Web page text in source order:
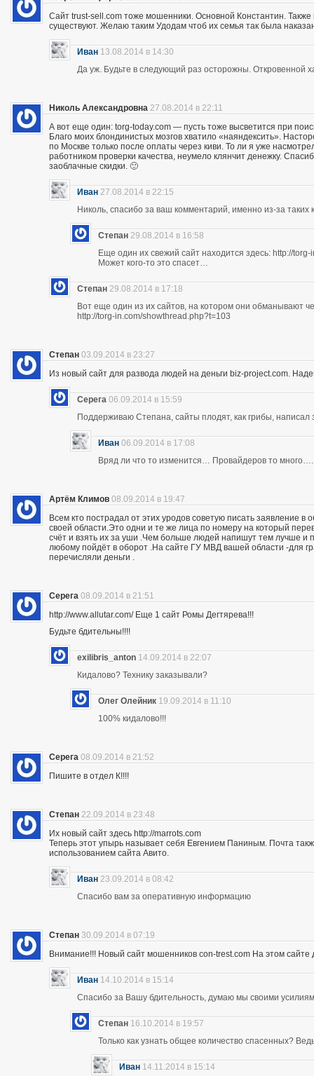
Сайт trust-sell.com тоже мошенники. Основной Константин.
существуют. Желаю таким Удодам чтоб их семья так была
Иван 13.08.2014 в 14:30
Да уж. Будьте в следующий раз осторожны. Откровенной
Николь Александровна 27.08.2014 в 22:11
А вот еще один: torg-today.com — пусть тоже высветится при
Благо моих блондинистых мозгов хватило «наяндексить».
по Москве только после оплаты через киви. То ли я уже
работником проверки качества, неумело клянчит денежку.
заоблачные скидки. 🙂
Иван 27.08.2014 в 22:15
Николь, спасибо за ваш комментарий, именно из-за
Степан 29.08.2014 в 16:58
Еще один их свежий сайт находится здесь: http://
Может кого-то это спасет…
Степан 29.08.2014 в 17:18
Вот еще один из их сайтов, на котором они обманывают
http://torg-in.com/showthread.php?t=103
Степан 03.09.2014 в 23:27
Из новый сайт для развода людей на деньги biz-project.com.
Серега 06.09.2014 в 15:59
Поддерживаю Степана, сайты плодят, как грибы,
Иван 06.09.2014 в 17:08
Вряд ли что то изменится… Провайдеров то много….
Артём Климов 08.09.2014 в 19:47
Всем кто пострадал от этих уродов советую писать заявление
своей области.Это одни и те же лица по номеру на который
счёт и взять их за уши .Чем больше людей напишут тем лучше и
любому пойдёт в оборот .На сайте ГУ МВД вашей области -для
перечисляли деньги .
Серега 08.09.2014 в 21:51
http://www.allutar.com/ Еще 1 сайт Ромы Дегтярева!!!
Будьте бдительны!!!!
exilibris_anton 14.09.2014 в 22:07
Кидалово? Технику заказывали?
Олег Олейник 19.09.2014 в 11:10
100% кидалово!!!
Серега 08.09.2014 в 21:52
Пишите в отдел К!!!!
Степан 22.09.2014 в 23:48
Их новый сайт здесь http://marrots.com
Теперь этот упырь называет себя Евгением Паниным. Почта
использованием сайта Авито.
Иван 23.09.2014 в 08:42
Спасибо вам за оперативную информацию
Степан 30.09.2014 в 07:19
Внимание!!! Новый сайт мошенников con-trest.com На этом сайте
Иван 14.10.2014 в 15:14
Спасибо за Вашу бдительность, думаю мы своими
Степан 16.10.2014 в 19:57
Только как узнать общее количество спасенных?
Иван 14.11.2014 в 15:14